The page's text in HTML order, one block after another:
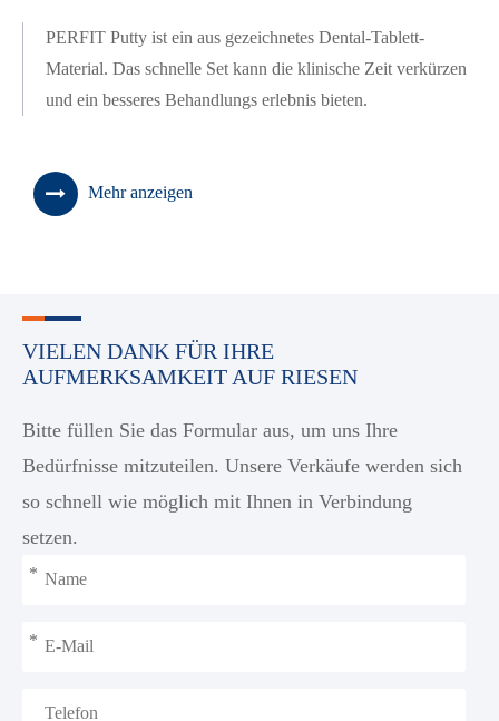
PERFIT Putty ist ein aus gezeichnetes Dental-Tablett-
Material. Das schnelle Set kann die klinische Zeit verkürzen
und ein besseres Behandlungs erlebnis bieten.
Mehr anzeigen
VIELEN DANK FÜR IHRE
AUFMERKSAMKEIT AUF RIESEN
Bitte füllen Sie das Formular aus, um uns Ihre
Bedürfnisse mitzuteilen. Unsere Verkäufe werden sich
so schnell wie möglich mit Ihnen in Verbindung
setzen.
*
*